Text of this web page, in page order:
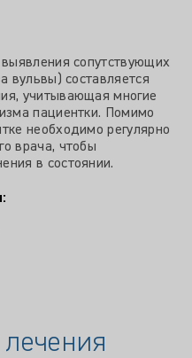
выявления сопутствующих
вульвы) составляется
учитывающая многие
пациентки. Помимо
необходимо регулярно
врача, чтобы
в состоянии.